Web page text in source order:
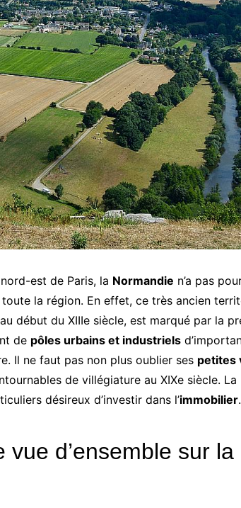
est de Paris, la Normandie n’a pas
la région. En effet, ce très ancien
début du XIIIe siècle, est marqué par la
de pôles urbains et industriels
Il ne faut pas non plus oublier ses petites
de villégiature au XIXe siècle.
désireux d’investir dans l’immobilier.
d’ensemble sur la